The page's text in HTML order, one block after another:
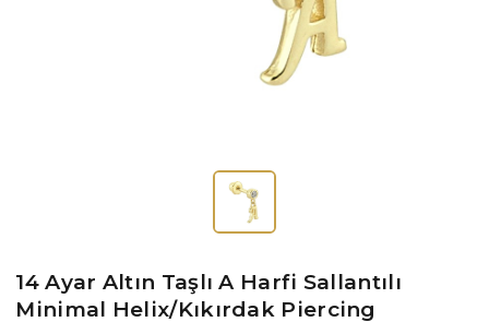
14 Ayar Altın Taşlı A Harfi Sallantılı
Minimal Helix/Kıkırdak Piercing